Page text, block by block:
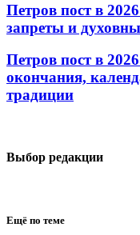
Петров пост в
запреты и
Петров пост в
окончания,
традиции
Выбор редакции
Ещё по теме